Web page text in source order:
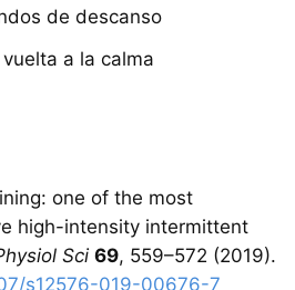
de descanso
a la calma
one of the most
high-intensity intermittent
Sci 69, 559–572 (2019).
s12576-019-00676-7